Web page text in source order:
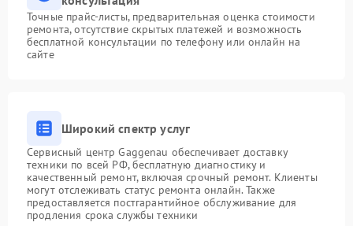
Точные прайс-листы, предварительная оценка стоимости
ремонта, отсутствие скрытых платежей и возможность
бесплатной консультации по телефону или онлайн на
сайте
Широкий спектр услуг
Сервисный центр Gaggenau обеспечивает доставку
техники по всей РФ, бесплатную диагностику и
качественный ремонт, включая срочный ремонт. Клиенты
могут отслеживать статус ремонта онлайн. Также
предоставляется постгарантийное обслуживание для
продления срока службы техники